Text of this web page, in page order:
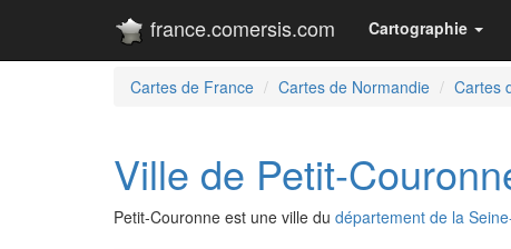
france.comersis.com Cartographie
Cartes de France Cartes de Normandie Cartes
Ville de Petit-
Petit-Couronne est une ville du département de la